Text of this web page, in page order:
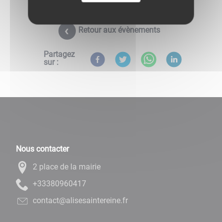
Retour aux évènements
Partagez
sur :
Nous contacter
2 place de la mairie
71406908333+
rf.enieretniasesila@tcatnoc